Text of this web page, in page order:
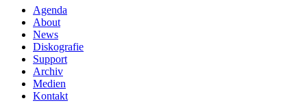
Agenda
About
News
Diskografie
Support
Archiv
Medien
Kontakt